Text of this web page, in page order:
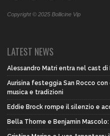
Copyright © 2025 Bollicine Vip
LATEST NEWS
Alessandro Matri entra nel cast di
Aurisina festeggia San Rocco
musica e tradizioni
Eddie Brock rompe il silenzio e
Bella Thorne e Benjamin